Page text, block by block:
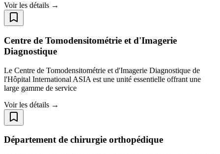
Voir les détails →
Centre de Tomodensitométrie et d'Imagerie
Diagnostique
Le Centre de Tomodensitométrie et d'Imagerie Diagnostique de
l'Hôpital International ASIA est une unité essentielle offrant une
large gamme de service
Voir les détails →
Département de chirurgie orthopédique